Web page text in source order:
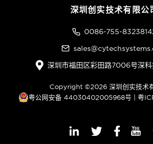
深圳创实技术有限公
0086-755-
深圳市福田区彩田路7006号深科
Copyright ©2026 深圳创实技术
粤公网安备 44030402005968号 | 粤